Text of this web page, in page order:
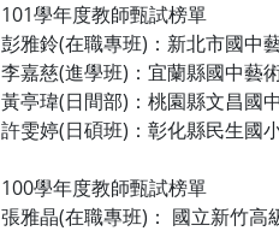
101學年度教師甄試榜單
彭雅鈴(在職專班)：新北市國中
李嘉慈(進學班)：宜蘭縣國中藝
黃亭瑋(日間部)：桃園縣文昌國
許雯婷(日碩班)：彰化縣民生國
100學年度教師甄試榜單
張雅晶(在職專班)： 國立新竹高